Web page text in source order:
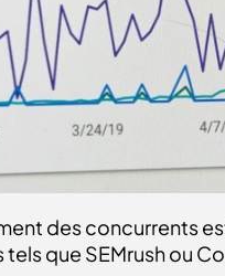
des concurrents
que SEMrush ou